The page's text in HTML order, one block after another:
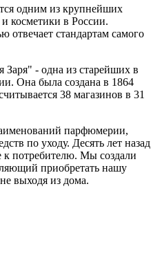
одним из крупнейших
косметики в России.
отвечает стандартам самого
- одна из старейших в
Она была создана в 1864
38 магазинов в 31
парфюмерии,
по уходу. Десять лет назад
к потребителю. Мы создали
приобретать нашу
выходя из дома.